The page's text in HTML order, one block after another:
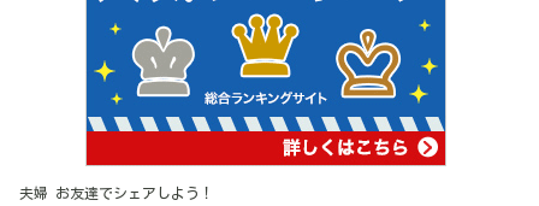
夫婦 お友達でシェアしよう！